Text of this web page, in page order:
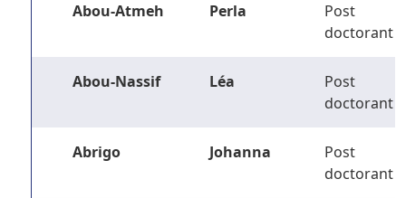
Abou-Atmeh Perla
Post
doctorant
Abou-Nassif Léa
Post
doctorant
Abrigo Johanna
Post
doctorant